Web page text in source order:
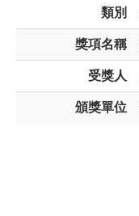
類別
獎項名稱
受獎人
頒獎單位